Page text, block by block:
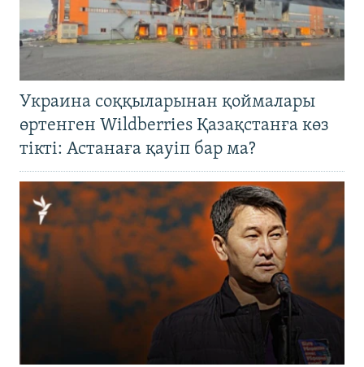
Украина соққыларынан қоймалары
өртенген Wildberries Қазақстанға көз
тікті: Астанаға қауіп бар ма?